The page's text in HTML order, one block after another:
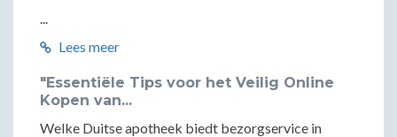
...
Lees meer
"Essentiële Tips voor het Veilig Online
Kopen van...
Welke Duitse apotheek biedt bezorgservice in